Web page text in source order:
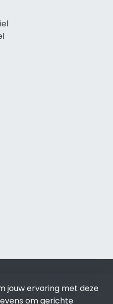
door SEO-bureau
Lion
bewezen resultaten?SEO
.Tielis onderdeel van Lion
jouw ervaring met deze
om gerichte